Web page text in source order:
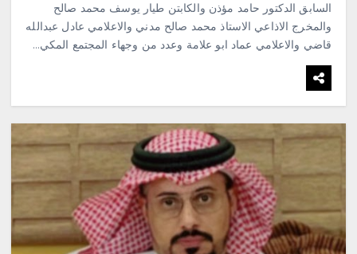
السابق الدكتور حامد مؤذن والكابتن طيار يوسف محمد صالح
والمخرج الاذاعي الاستاذ محمد صالح مدني والاعلامي عادل عبدالله
قاضي والاعلامي عماد ابو علامة وعدد من وجهاء المجتمع المكي…